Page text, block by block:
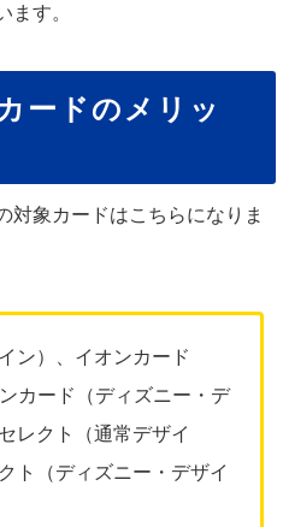
ます。
ードのメリッ
対象カードはこちらになりま
ン）、イオンカード
カード（ディズニー・デ
レクト（通常デザイ
ト（ディズニー・デザイ